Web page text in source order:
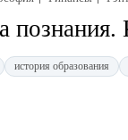
история образования